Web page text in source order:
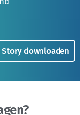
Story downloaden